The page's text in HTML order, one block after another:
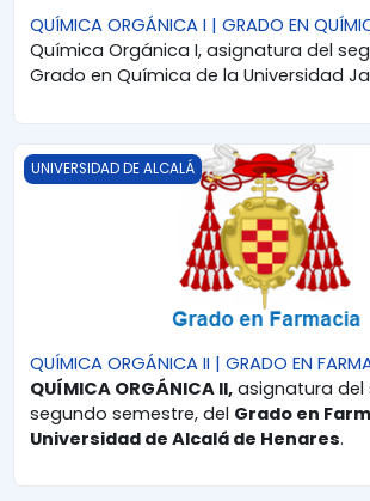
QUÍMICA ORGÁNICA I | GRADO EN
Química Orgánica I, asignatura del
Grado en Química de la Universidad
QUÍMICA ORGÁNICA II | GRADO EN
UNIVERSIDAD DE ALCALÁ
QUÍMICA ORGÁNICA II | GRADO EN
QUÍMICA ORGÁNICA II, asignatura del
segundo semestre, del Grado en
Universidad de Alcalá de Henares.